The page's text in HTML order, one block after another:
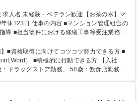
ション管理組合の
導 ■担当物件における修繕工事等受注業務 ■
業界からの転職者が多数活躍しています
インセンティヴで平均約100万円/年（昨年度
手当50,000円/月 ★親会社である株式会社合
会社として、質の高いサービスと適性価格を
■資格取得に向けてコツコツ努力できる方 ■
動できる方 【入社
ストア勤務、 58歳：飲食店勤務
■フレックス制度、未経験からでも下限年収